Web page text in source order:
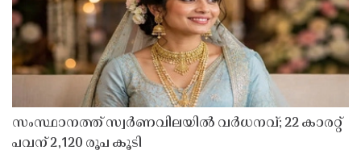
സംസ്ഥാനത്ത് സ്വർണവിലയിൽ വർധനവ്; 22 കാരറ്റ്
പവന് 2,120 രൂപ കൂടി